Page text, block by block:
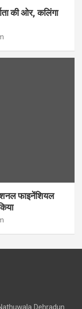
की ओर, कलिंगा
फाइनेंशियल
Dehradun